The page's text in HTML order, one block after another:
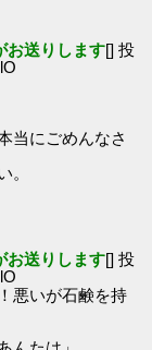
お送りします[] 投
当にごめんなさ
。
お送りします[] 投
悪いが石鹸を持